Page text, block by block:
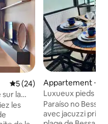
Évaluation moyenne sur la
5 (24)
la
les
Appartement ⋅
Luxueux pieds
Altamare 004
Paraíso no Bessa
avec jacuzzi